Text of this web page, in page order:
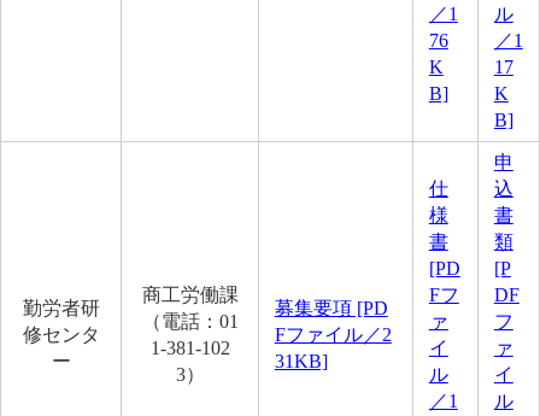
／1
76
K
B]
ル
／1
17
K
B]
勤労者研
修センタ
ー
商工労働課
（電話：01
1-381-102
3）
募集要項 [PD
Fファイル／2
31KB]
仕
様
書
[PD
Fフ
ァ
イ
ル
／1
申
込
書
類
[P
DF
フ
ァ
イ
ル